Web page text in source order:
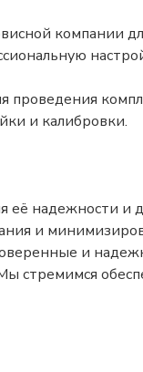
компании
проведения
и калибровки.
надежности
и
и
стремимся